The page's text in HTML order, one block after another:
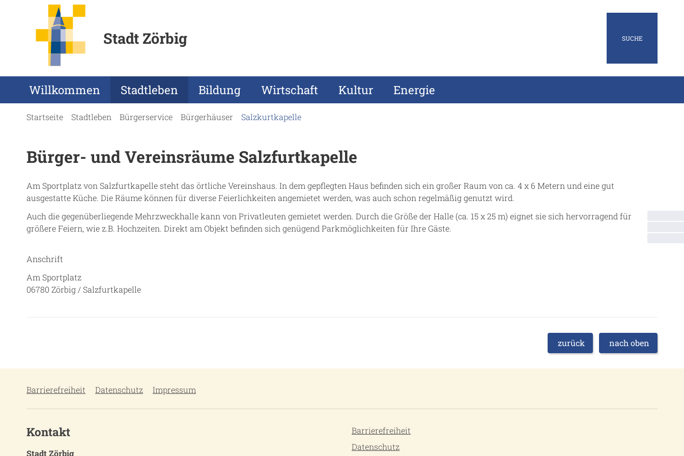
Stadt Zörbig SUCHE
Willkommen Stadtleben Bildung Wirtschaft Kultur Energie
Startseite Stadtleben Bürgerservice Bürgerhäuser Salzkurtkapelle
Bürger- und Vereinsräume Salzfurtkapelle
Am Sportplatz von Salzfurtkapelle steht das örtliche Vereinshaus. In dem gepflegten Haus befinden sich ein großer Raum von ca. 4 x 6 Metern und eine gut
ausgestatte Küche. Die Räume können für diverse Feierlichkeiten angemietet werden, was auch schon regelmäßig genutzt wird.
Auch die gegenüberliegende Mehrzweckhalle kann von Privatleuten gemietet werden. Durch die Größe der Halle (ca. 15 x 25 m) eignet sie sich hervorragend für
größere Feiern, wie z.B. Hochzeiten. Direkt am Objekt befinden sich genügend Parkmöglichkeiten für Ihre Gäste.
Anschrift
Am Sportplatz
06780 Zörbig / Salzfurtkapelle
zurück nach oben
Barrierefreiheit Datenschutz Impressum
Kontakt
Stadt Zörbig
Barrierefreiheit
Datenschutz